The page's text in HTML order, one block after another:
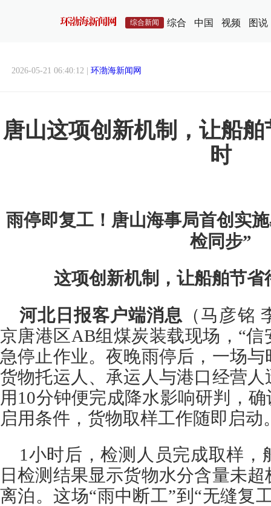
综合新闻 综合 中国 视频 图说
2026-05-21 06:40:12 | 环渤海新闻网
唐山这项创新机制，让船
时
雨停即复工！唐山海事局首创实
检同步”
这项创新机制，让船舶节省
河北日报客户端消息 （马彦铭
京唐港区AB组煤炭装载现场，“信
急停止作业。夜晚雨停后，一场
货物托运人、承运人与港口经营
用10分钟便完成降水影响研判，
启用条件，货物取样工作随即启动
1小时后，检测人员完成取样，
日检测结果显示货物水分含量未
离泊。这场“雨中断工”到“无缝复